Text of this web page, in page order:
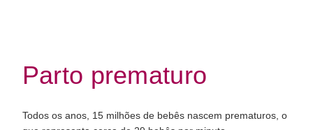
Parto prematuro
Todos os anos, 15 milhões de bebês nascem prematuros, o